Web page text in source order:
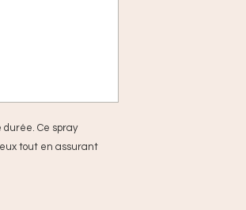
durée. Ce spray
tout en assurant